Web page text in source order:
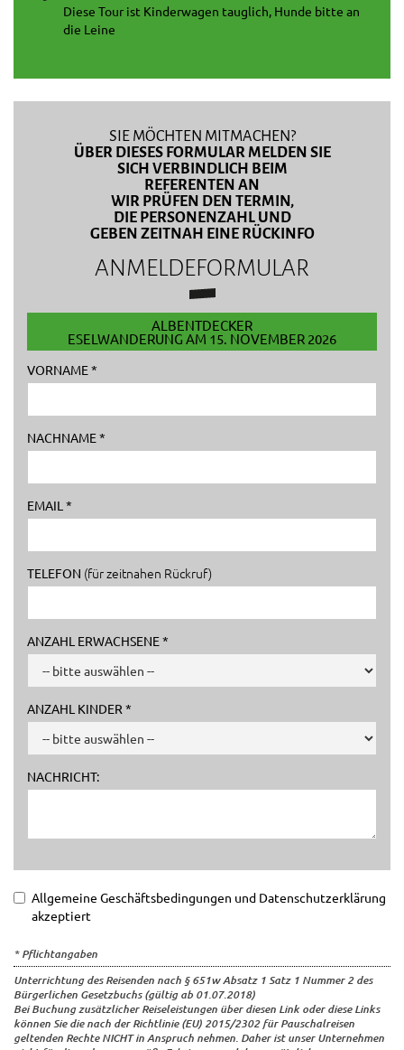
Diese Tour ist Kinderwagen tauglich, Hunde bitte an
die Leine
SIE MÖCHTEN MITMACHEN?
ÜBER DIESES FORMULAR MELDEN SIE
SICH VERBINDLICH BEIM
REFERENTEN AN
WIR PRÜFEN DEN TERMIN,
DIE PERSONENZAHL UND
GEBEN ZEITNAH EINE RÜCKINFO
ANMELDEFORMULAR
ALBENTDECKER
ESELWANDERUNG AM 15. NOVEMBER 2026
VORNAME *
NACHNAME *
EMAIL *
TELEFON (für zeitnahen Rückruf)
ANZAHL ERWACHSENE *
ANZAHL KINDER *
NACHRICHT:
Allgemeine Geschäftsbedingungen und Datenschutzerklärung
akzeptiert
* Pflichtangaben
Unterrichtung des Reisenden nach § 651w Absatz 1 Satz 1 Nummer 2 des
Bürgerlichen Gesetzbuchs (gültig ab 01.07.2018)
Bei Buchung zusätzlicher Reiseleistungen über diesen Link oder diese Links
können Sie die nach der Richtlinie (EU) 2015/2302 für Pauschalreisen
geltenden Rechte NICHT in Anspruch nehmen. Daher ist unser Unternehmen